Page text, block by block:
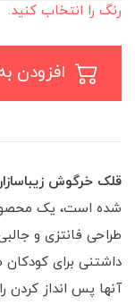
رنگ را انتخاب کنید.
قلک خرگوش
شده است، یک
طراحی فانتزی و
داشتنی برای
آنها پس انداز کردن